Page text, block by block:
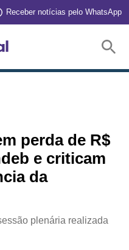
Receber notícias pelo WhatsApp
perda de R$
e criticam
da
plenária realizada